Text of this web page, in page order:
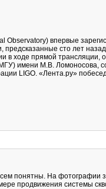
Observatory) впервые
сто лет
в ходе прямой трансляции,
имени М.В. Ломоносова,
LIGO. «Лента.ру»
понятны. На фотографии
продвижения системы